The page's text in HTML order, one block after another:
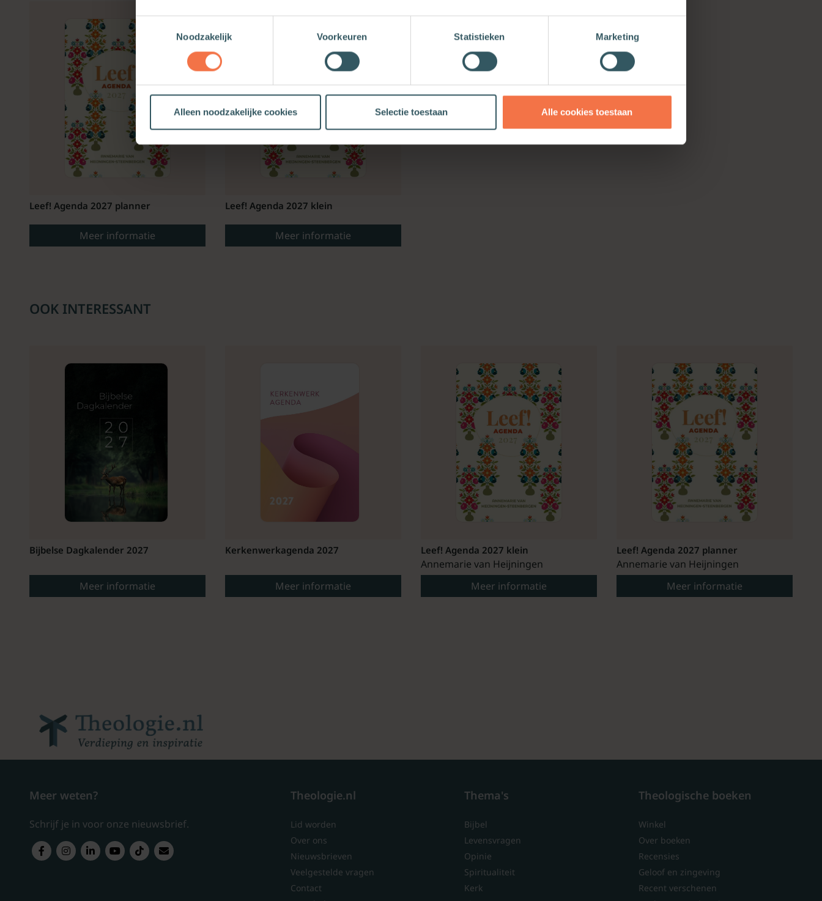
Toestemmingsselectie
Noodzakelijk
Voorkeuren Statistieken Marketing
Alleen noodzakelijke cookies Selectie toestaan Alle cookies toestaan
Leef! Agenda 2027 planner
Meer informatie
Leef! Agenda 2027 klein
Meer informatie
OOK INTERESSANT
Bijbelse Dagkalender 2027
Meer informatie
Kerkenwerkagenda 2027
Meer informatie
Leef! Agenda 2027 klein
Annemarie van Heijningen
Meer informatie
Leef! Agenda 2027 planner
Annemarie van Heijningen
Meer informatie
Meer weten?
Schrijf je in voor onze nieuwsbrief.
Theologie.nl
Lid worden
Over ons
Nieuwsbrieven
Veelgestelde vragen
Contact
Thema's
Bijbel
Levensvragen
Opinie
Spiritualiteit
Kerk
Theologische boeken
Winkel
Over boeken
Recensies
Geloof en zingeving
Recent verschenen